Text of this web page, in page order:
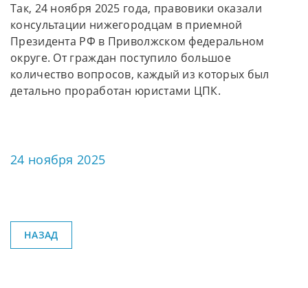
Так, 24 ноября 2025 года, правовики оказали
консультации нижегородцам в приемной
Президента РФ в Приволжском федеральном
округе. От граждан поступило большое
количество вопросов, каждый из которых был
детально проработан юристами ЦПК.
24 ноября 2025
НАЗАД